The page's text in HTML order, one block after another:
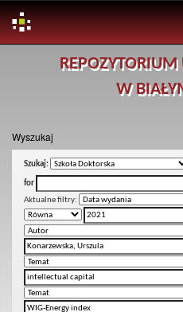
REPOZYTORIUM
W
Wyszukaj
Szukaj:
for
Aktualne filtry: